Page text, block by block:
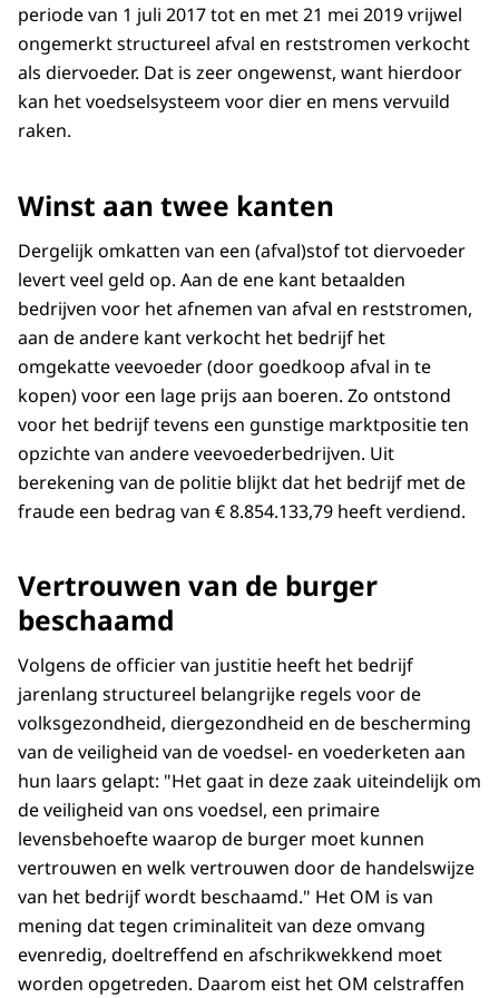
periode van 1 juli 2017 tot en met 21 mei 2019 vrijwel
ongemerkt structureel afval en reststromen verkocht
als diervoeder. Dat is zeer ongewenst, want hierdoor
kan het voedselsysteem voor dier en mens vervuild
raken.
Winst aan twee kanten
Dergelijk omkatten van een (afval)stof tot diervoeder
levert veel geld op. Aan de ene kant betaalden
bedrijven voor het afnemen van afval en reststromen,
aan de andere kant verkocht het bedrijf het
omgekatte veevoeder (door goedkoop afval in te
kopen) voor een lage prijs aan boeren. Zo ontstond
voor het bedrijf tevens een gunstige marktpositie ten
opzichte van andere veevoederbedrijven. Uit
berekening van de politie blijkt dat het bedrijf met de
fraude een bedrag van € 8.854.133,79 heeft verdiend.
Vertrouwen van de burger
beschaamd
Volgens de officier van justitie heeft het bedrijf
jarenlang structureel belangrijke regels voor de
volksgezondheid, diergezondheid en de bescherming
van de veiligheid van de voedsel- en voederketen aan
hun laars gelapt: "Het gaat in deze zaak uiteindelijk om
de veiligheid van ons voedsel, een primaire
levensbehoefte waarop de burger moet kunnen
vertrouwen en welk vertrouwen door de handelswijze
van het bedrijf wordt beschaamd." Het OM is van
mening dat tegen criminaliteit van deze omvang
evenredig, doeltreffend en afschrikwekkend moet
worden opgetreden. Daarom eist het OM celstraffen